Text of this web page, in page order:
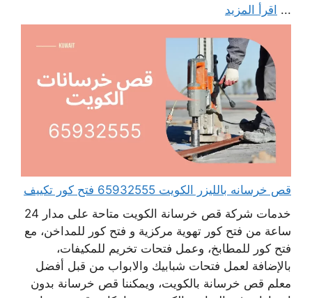
... اقرأ المزيد
قص خرسانه بالليزر الكويت 65932555 فتح كور تكييف
خدمات شركة قص خرسانة الكويت متاحة على مدار 24
ساعة من فتح كور تهوية مركزية و فتح كور للمداخن، مع
فتح كور للمطابخ، وعمل فتحات تخريم للمكيفات،
بالإضافة لعمل فتحات شبابيك والابواب من قبل أفضل
معلم قص خرسانة بالكويت، ويمكننا قص خرسانة بدون